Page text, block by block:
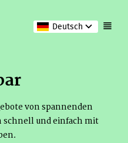
Deutsch
von spannenden
und einfach mit